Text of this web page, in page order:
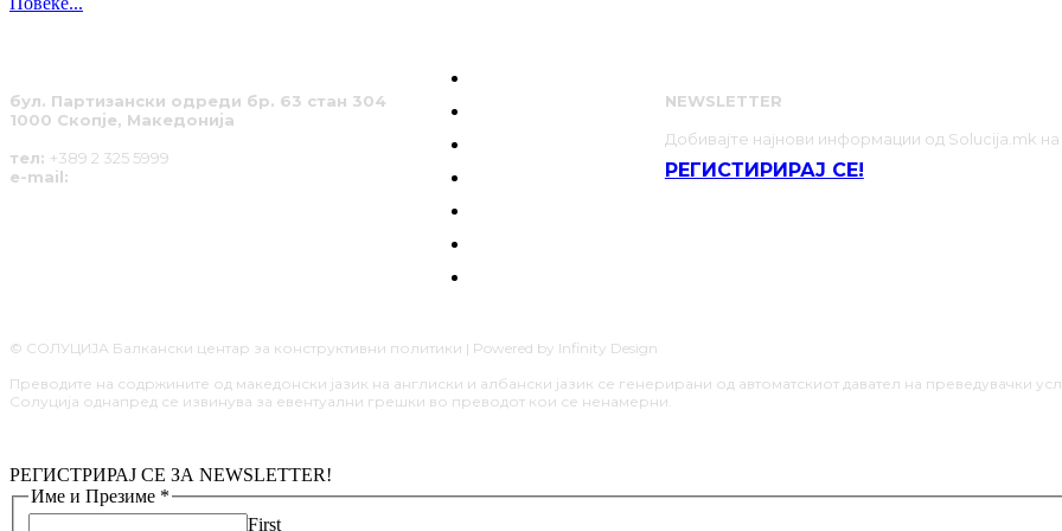
бул. Партизански одреди бр. 63 стан 304
1000 Скопје, Македонија
тел: +389 2 325 5999
e-mail:
NEWSLETTER
Добивајте најнови информации од Solucija.mk
РЕГИСТИРИРАЈ СЕ!
© СОЛУЦИЈА Балкански центар за конструктивни политики | Powered by Infinity Design
Преводите на содржините од македонски јазик на англиски и албански јазик се генерирани од автоматскиот давател на преведувачки
Солуција однапред се извинува за евентуални грешки во преводот кои се ненамерни.
РЕГИСТРИРАЈ СЕ ЗА NEWSLETTER!
Име и Презиме *
First